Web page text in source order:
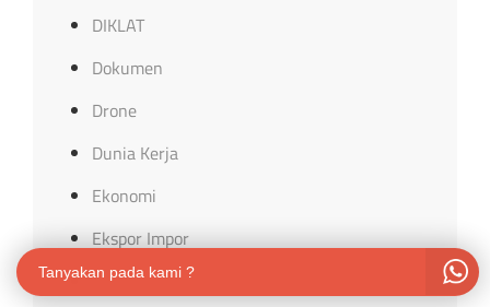
DIKLAT
Dokumen
Drone
Dunia Kerja
Ekonomi
Ekspor Impor
Elektro
Tanyakan pada kami ?